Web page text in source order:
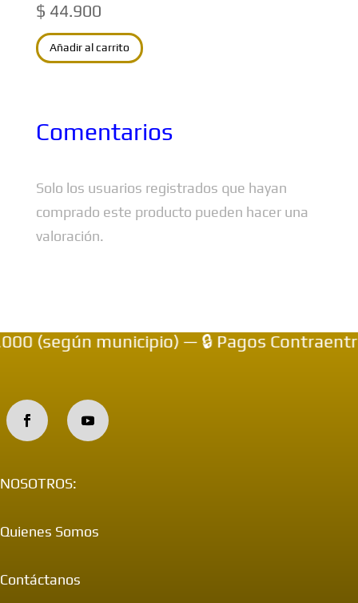
$ 44.900
Añadir al carrito
Comentarios
Solo los usuarios registrados que hayan
comprado este producto pueden hacer una
valoración.
(según municipio) — 🔒 Pagos
NOSOTROS:
Quienes Somos
Contáctanos